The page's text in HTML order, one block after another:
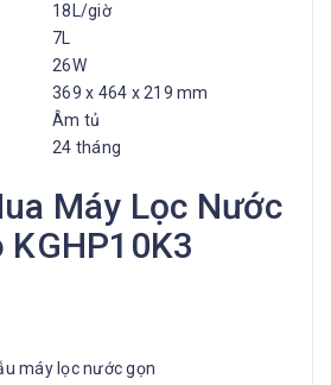
18L/giờ
7L
26W
369 x 464 x 219 mm
Âm tủ
24 tháng
Máy Lọc Nước
máy lọc nước gọn